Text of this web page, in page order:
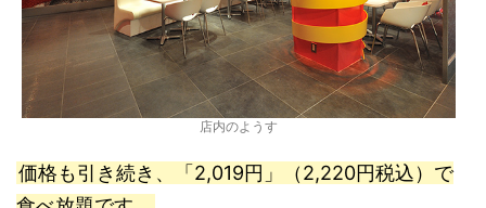
店内のようす
価格も引き続き、「2,019円」（2,220円税込）で